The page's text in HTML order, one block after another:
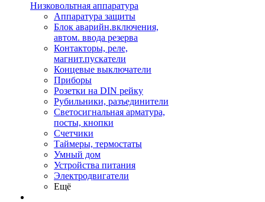
Низковольтная аппаратура
Аппаратура защиты
Блок аварийн.включения,
автом. ввода резерва
Контакторы, реле,
магнит.пускатели
Концевые выключатели
Приборы
Розетки на DIN рейку
Рубильники, разъединители
Светосигнальная арматура,
посты, кнопки
Счетчики
Таймеры, термостаты
Умный дом
Устройства питания
Электродвигатели
Ещё